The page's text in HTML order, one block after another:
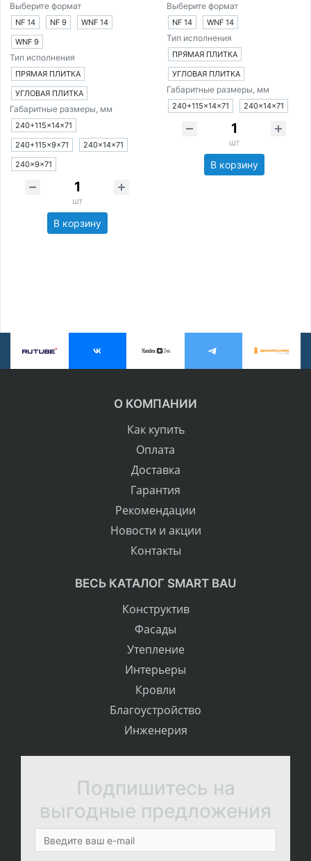
Выберите формат
NF 14 NF 9
WNF 14
WNF 9
Тип исполнения
ПРЯМАЯ ПЛИТКА
УГЛОВАЯ ПЛИТКА
Габаритные размеры, мм
240+115×14×71
240+115×9×71
240×14×71
240×9×71
шт
В корзину
Выберите формат
NF 14 WNF 14
Тип исполнения
ПРЯМАЯ ПЛИТКА
УГЛОВАЯ ПЛИТКА
Габаритные размеры, мм
240+115×14×71 240×14×71
шт
В корзину
О КОМПАНИИ
Как купить
Оплата
Доставка
Гарантия
Рекомендации
Новости и акции
Контакты
ВЕСЬ КАТАЛОГ SMART BAU
Конструктив
Фасады
Утепление
Интерьеры
Кровли
Благоустройство
Инженерия
Подпишитесь на
выгодные предложения